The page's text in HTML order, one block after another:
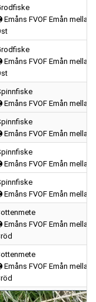
Emåns FVOF Emån
Emåns FVOF Emån
Emåns FVOF Emån
Emåns FVOF Emån
Emåns FVOF Emån
Emåns FVOF Emån
Emåns FVOF Emån
Emåns FVOF Emån